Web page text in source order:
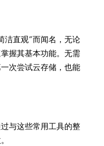
洁直观”而闻名，无论
握其基本功能。无需
次尝试云存储，也能
与这些常用工具的整